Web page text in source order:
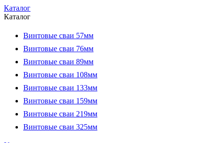
Каталог
Каталог
Винтовые сваи 57мм
Винтовые сваи 76мм
Винтовые сваи 89мм
Винтовые сваи 108мм
Винтовые сваи 133мм
Винтовые сваи 159мм
Винтовые сваи 219мм
Винтовые сваи 325мм